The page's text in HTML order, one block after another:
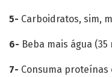
5- Carboidratos, sim,
6- Beba mais água
7- Consuma proteínas